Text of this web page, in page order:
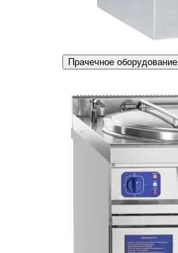
Прачечное оборудование